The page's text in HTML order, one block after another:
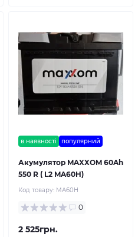
в наявності популярний
Акумулятор MAXXOM 60Ah
550 R ( L2 MA60H)
Код товару: MA60H
0
2 525грн.